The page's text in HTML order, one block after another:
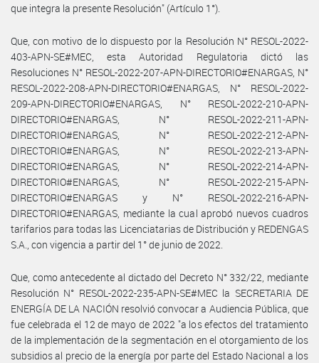
que integra la presente Resolución" (Artículo 1°).
Que, con motivo de lo dispuesto por la Resolución N° RESOL-2022-
403-APN-SE#MEC, esta Autoridad Regulatoria dictó las
Resoluciones N° RESOL-2022-207-APN-DIRECTORIO#ENARGAS, N°
RESOL-2022-208-APN-DIRECTORIO#ENARGAS, N° RESOL-2022-
209-APN-DIRECTORIO#ENARGAS, N° RESOL-2022-210-APN-
DIRECTORIO#ENARGAS, N° RESOL-2022-211-APN-
DIRECTORIO#ENARGAS, N° RESOL-2022-212-APN-
DIRECTORIO#ENARGAS, N° RESOL-2022-213-APN-
DIRECTORIO#ENARGAS, N° RESOL-2022-214-APN-
DIRECTORIO#ENARGAS, N° RESOL-2022-215-APN-
DIRECTORIO#ENARGAS y N° RESOL-2022-216-APN-
DIRECTORIO#ENARGAS, mediante la cual aprobó nuevos cuadros
tarifarios para todas las Licenciatarias de Distribución y REDENGAS
S.A., con vigencia a partir del 1° de junio de 2022.
Que, como antecedente al dictado del Decreto N° 332/22, mediante
Resolución N° RESOL-2022-235-APN-SE#MEC la SECRETARIA DE
ENERGÍA DE LA NACIÓN resolvió convocar a Audiencia Pública, que
fue celebrada el 12 de mayo de 2022 "a los efectos del tratamiento
de la implementación de la segmentación en el otorgamiento de los
subsidios al precio de la energía por parte del Estado Nacional a los